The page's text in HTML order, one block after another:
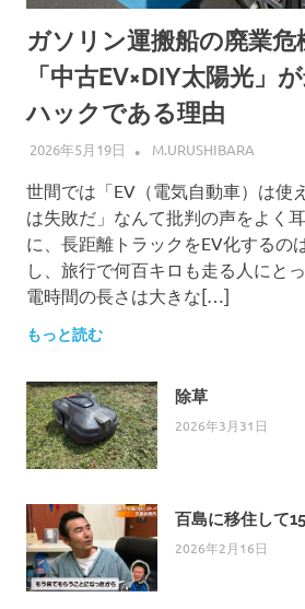
ガソリン運搬船の廃業危
「中古EV×DIY太陽光」
ハックである理由
2026年5月19日 M.URUSHIBARA
世間では「EV（電気自動車）は使
は失敗だ」なんて批判の声をよく
に、長距離トラックをEV化するの
し、旅行で何百キロも走る人にと
電時間の長さは大きな[…]
もっと読む
除草
2026年3月31日
百島に移住して
2026年2月16日